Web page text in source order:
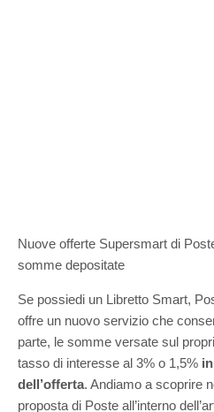
Nuove offerte Supersmart di
somme depositate
Se possiedi un Libretto Smart,
offre un nuovo servizio che
parte, le somme versate sul
tasso di interesse al 3% o 1,5%
dell’offerta. Andiamo a scoprire
proposta di Poste all’interno